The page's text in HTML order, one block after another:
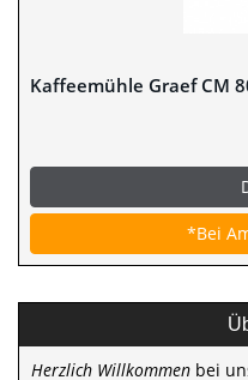
Kaffeemühle Graef CM
*Bei
Herzlich Willkommen bei